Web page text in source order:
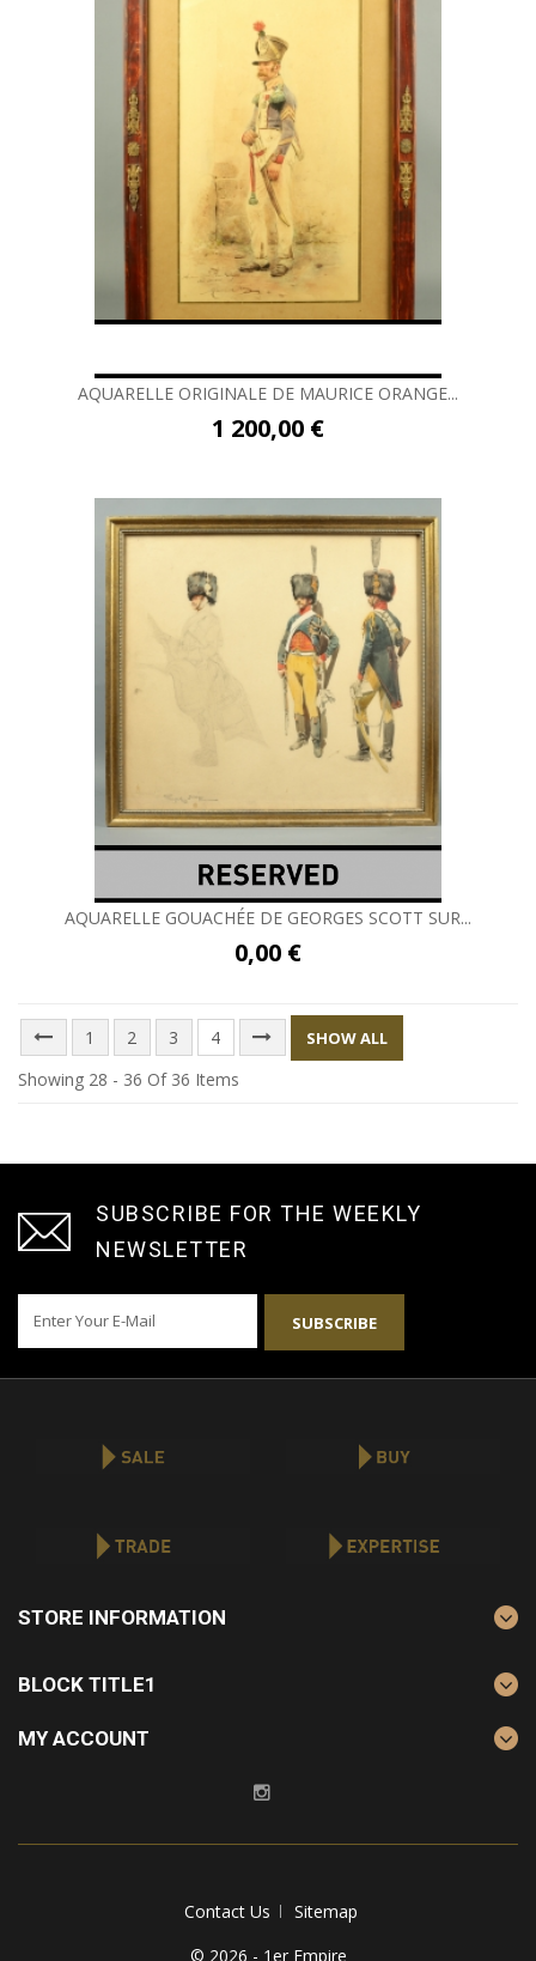
AQUARELLE ORIGINALE DE MAURICE ORANGE...
1 200,00 €
AQUARELLE GOUACHÉE DE GEORGES SCOTT SUR...
0,00 €
SHOW ALL
1 2 3
4
Showing 28 - 36 Of 36 Items
SUBSCRIBE FOR THE WEEKLY
NEWSLETTER
SUBSCRIBE
STORE INFORMATION
BLOCK TITLE1
MY ACCOUNT
Contact Us
Sitemap
© 2026 - 1er Empire